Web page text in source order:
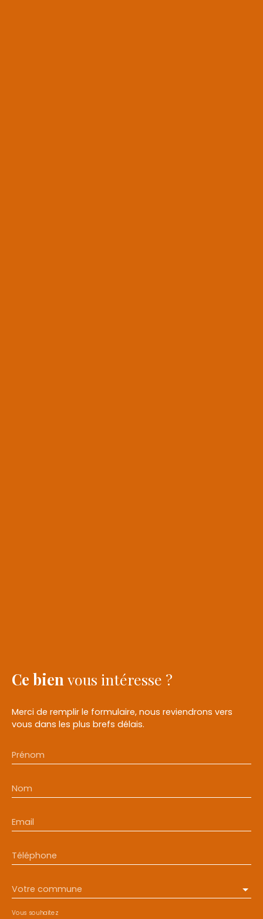
Ce bien vous intéresse ?
Merci de remplir le formulaire, nous reviendrons vers
vous dans les plus brefs délais.
Prénom
Nom
Email
Téléphone
Votre commune
Vous souhaitez